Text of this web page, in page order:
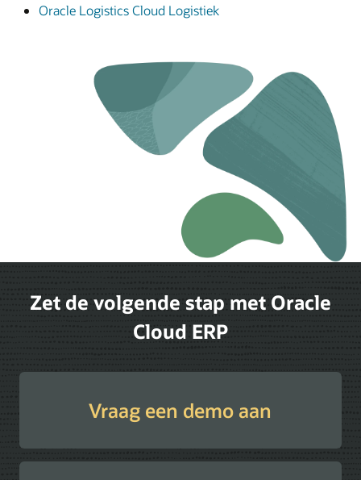
Oracle Logistics Cloud Logistiek
Zet de volgende stap met Oracle
Cloud ERP
Vraag een demo aan